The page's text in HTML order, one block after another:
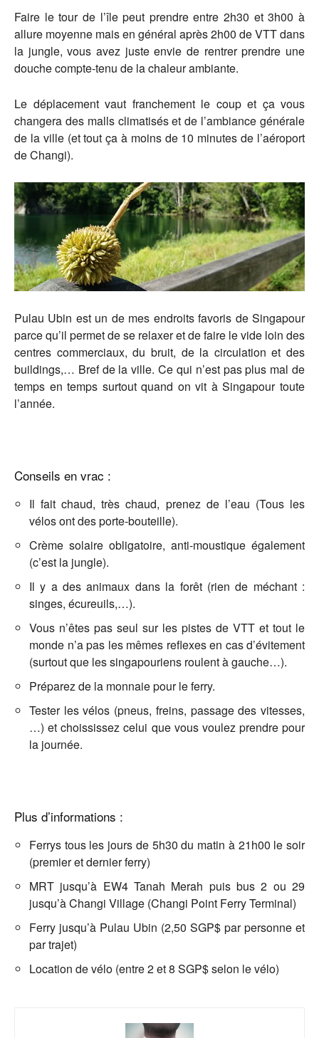
Faire le tour de l’île peut prendre entre 2h30 et 3h00 à
allure moyenne mais en général après 2h00 de VTT dans
la jungle, vous avez juste envie de rentrer prendre une
douche compte-tenu de la chaleur ambiante.
Le déplacement vaut franchement le coup et ça vous
changera des malls climatisés et de l’ambiance générale
de la ville (et tout ça à moins de 10 minutes de l’aéroport
de Changi).
Pulau Ubin est un de mes endroits favoris de Singapour
parce qu’il permet de se relaxer et de faire le vide loin des
centres commerciaux, du bruit, de la circulation et des
buildings,… Bref de la ville. Ce qui n’est pas plus mal de
temps en temps surtout quand on vit à Singapour toute
l’année.
Conseils en vrac :
Il fait chaud, très chaud, prenez de l’eau (Tous les
vélos ont des porte-bouteille).
Crème solaire obligatoire, anti-moustique également
(c’est la jungle).
Il y a des animaux dans la forêt (rien de méchant :
singes, écureuils,…).
Vous n’êtes pas seul sur les pistes de VTT et tout le
monde n’a pas les mêmes reflexes en cas d’évitement
(surtout que les singapouriens roulent à gauche…).
Préparez de la monnaie pour le ferry.
Tester les vélos (pneus, freins, passage des vitesses,
…) et choississez celui que vous voulez prendre pour
la journée.
Plus d’informations :
Ferrys tous les jours de 5h30 du matin à 21h00 le soir
(premier et dernier ferry)
MRT jusqu’à EW4 Tanah Merah puis bus 2 ou 29
jusqu’à Changi Village (Changi Point Ferry Terminal)
Ferry jusqu’à Pulau Ubin (2,50 SGP$ par personne et
par trajet)
Location de vélo (entre 2 et 8 SGP$ selon le vélo)